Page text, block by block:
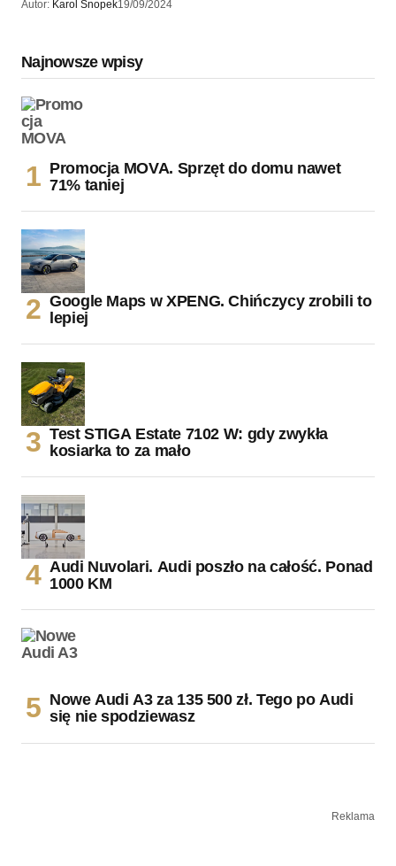
Autor: Karol Snopek19/09/2024
Najnowsze wpisy
Promocja MOVA. Sprzęt do domu nawet
71% taniej
Google Maps w XPENG. Chińczycy zrobili to
lepiej
Test STIGA Estate 7102 W: gdy zwykła
kosiarka to za mało
Audi Nuvolari. Audi poszło na całość. Ponad
1000 KM
Nowe Audi A3 za 135 500 zł. Tego po Audi
się nie spodziewasz
Reklama